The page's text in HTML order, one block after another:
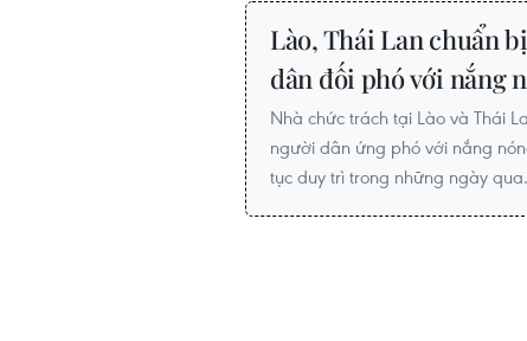
Lào, Thái Lan chuẩn
dân đối phó với nắng
Nhà chức trách tại Lào và Thái
người dân ứng phó với nắng
tục duy trì trong những ngày qua.